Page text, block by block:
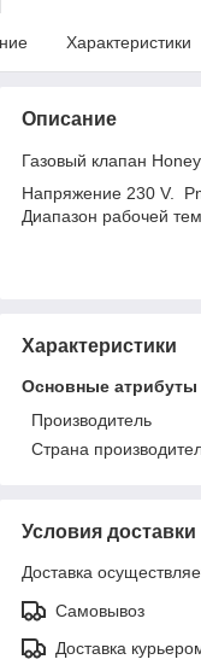
Характеристики
Описание
Газовый клапан
Напряжение 230 V.
Диапазон рабочей
Характеристики
Основные атрибуты
Производитель
Страна
Условия доставки
Доставка
Самовывоз
Доставка